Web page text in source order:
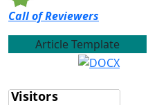
Call of Reviewers
Article Template